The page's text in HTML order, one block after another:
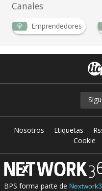
Canales
Emprendedores
Nosotros Etiquetas
Cookie
BPS forma parte de